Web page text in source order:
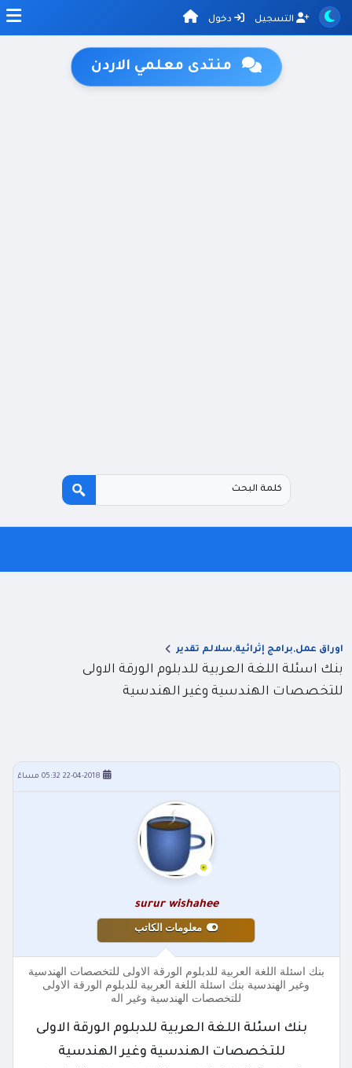
التسجيل دخول
منتدى معلمي الاردن
اوراق عمل,برامج إثرائية,سلالم تقدير
بنك اسئلة اللغة العربية للدبلوم الورقة الاولى
للتخصصات الهندسية وغير الهندسية
22-04-2018 05:32 مساءً
surur wishahee
معلومات الكاتب
بنك اسئلة اللغة العربية للدبلوم الورقة الاولى للتخصصات الهندسية
وغير الهندسية بنك اسئلة اللغة العربية للدبلوم الورقة الاولى
للتخصصات الهندسية وغير اله
بنك اسئلة اللغة العربية للدبلوم الورقة الاولى
للتخصصات الهندسية وغير الهندسية